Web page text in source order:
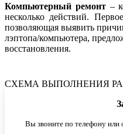
Компьютерный ремонт–
несколько действий.
позволяющая выявить
лэптопа/компьютера,
восстановления.
СХЕМА ВЫПОЛНЕНИЯ
Вы звоните по телефону или